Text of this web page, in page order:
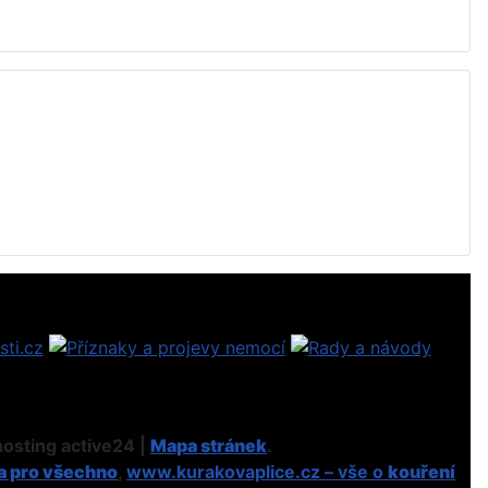
active24 | Mapa stránek.
pro všechno, www.kurakovaplice.cz – vše o kouření